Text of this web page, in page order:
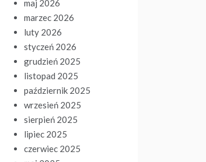
maj 2026
marzec 2026
luty 2026
styczeń 2026
grudzień 2025
listopad 2025
październik 2025
wrzesień 2025
sierpień 2025
lipiec 2025
czerwiec 2025